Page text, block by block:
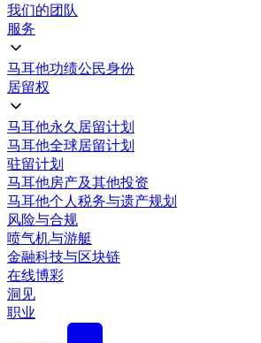
我们的团队
服务
马耳他功绩公民身份
居留权
马耳他永久居留计划
马耳他全球居留计划
驻留计划
马耳他房产及其他投资
马耳他个人税务与遗产规划
风险与合规
喷气机与游艇
金融科技与区块链
在线博彩
洞见
职业